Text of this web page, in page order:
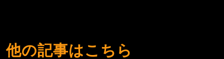
他の記事はこちら